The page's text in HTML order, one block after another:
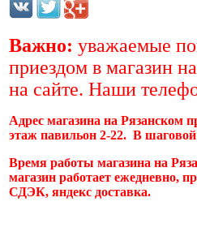
Важно: уважаемые
приездом в магазин
на сайте. Наши
Адрес магазина на Рязанском
этаж павильон 2-22. В
Время работы магазина на
магазин работает ежедневно,
СДЭК, яндекс доставка.